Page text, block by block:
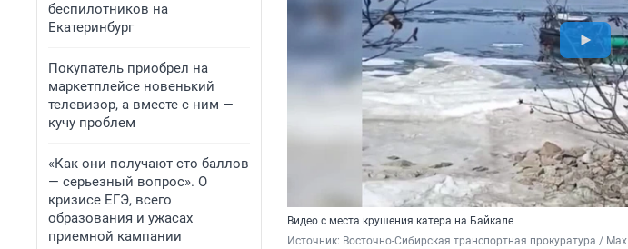
беспилотников на
Екатеринбург
Покупатель приобрел на
маркетплейсе новенький
телевизор, а вместе с ним —
кучу проблем
«Как они получают сто баллов
— серьезный вопрос». О
кризисе ЕГЭ, всего
образования и ужасах
приемной кампании
Видео с места крушения катера на Байкале
Источник: Восточно-Сибирская транспортная прокуратура / Maх